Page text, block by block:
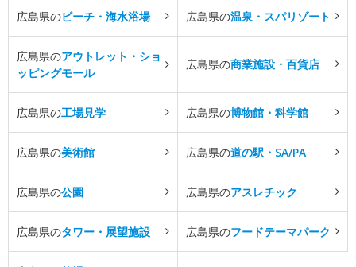
広島県のビーチ・海水浴場 広島県の温泉・スパリゾート
広島県のアウトレット・ショ
ッピングモール
広島県の商業施設・百貨店
広島県の工場見学 広島県の博物館・科学館
広島県の美術館 広島県の道の駅・SA/PA
広島県の公園 広島県のアスレチック
広島県のタワー・展望施設 広島県のフードテーマパーク